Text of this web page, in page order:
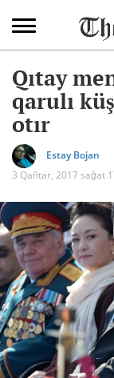
Qıtay
qarulı
otır
Estay Bojan
3 Qañtar, 2017 sağat